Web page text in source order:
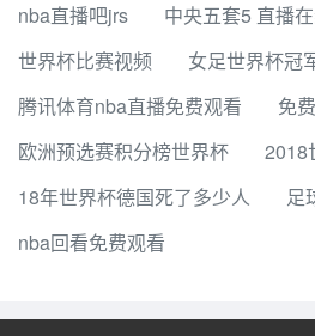
nba直播吧jrs
中央五套5 直播
世界杯比赛视频
女足世界杯冠
腾讯体育nba直播免费观看
免
欧洲预选赛积分榜世界杯
2018
18年世界杯德国死了多少人
足
nba回看免费观看